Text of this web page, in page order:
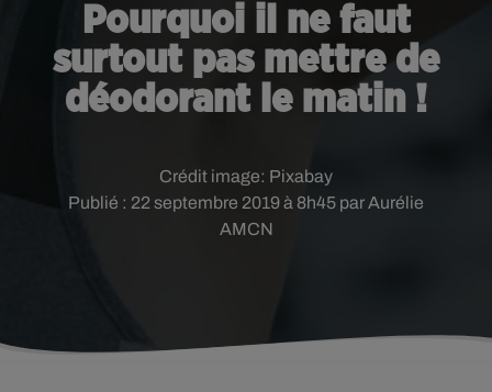
Pourquoi il ne faut
surtout pas mettre de
déodorant le matin !
Publié : 22 septembre 2019 à 8h45 par Aurélie
AMCN
Crédit image: Pixabay